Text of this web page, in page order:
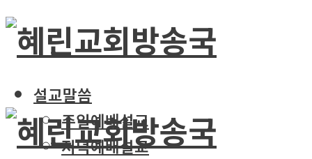
설교말씀
주일예배설교
저녁예배설교